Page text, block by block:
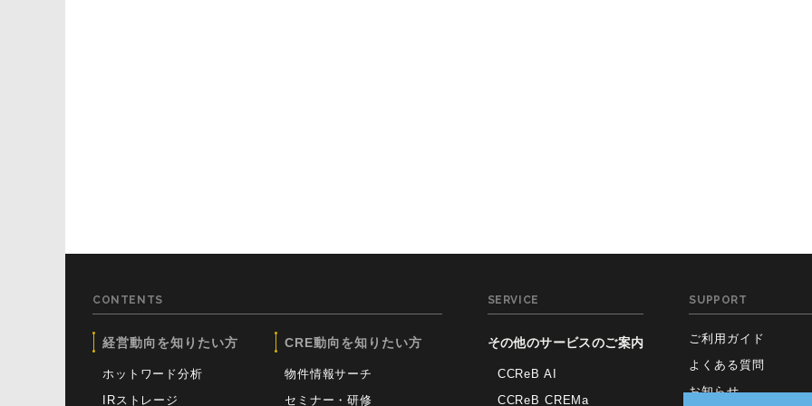
CONTENTS
経営動向を知りたい方
ホットワード分析
IRストレージ
CRE動向を知りたい方
物件情報サーチ
セミナー・研修
SERVICE
その他のサービスのご案内
CCReB AI
CCReB CREMa
SUPPORT
ご利用ガイド
よくある質問
お知らせ